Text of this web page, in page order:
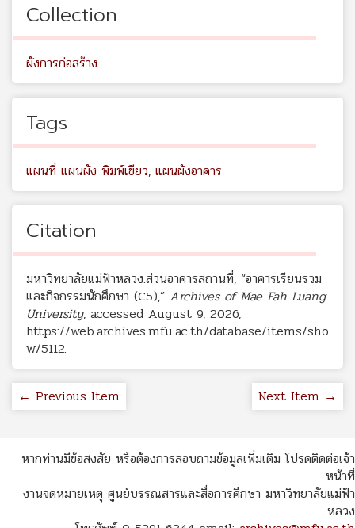
Collection
ผังการก่อสร้าง
Tags
แผนที่ แผนผัง พิมพ์เขียว, แผนผังอาคาร
Citation
มหาวิทยาลัยแม่ฟ้าหลวง.ส่วนอาคารสถานที่, “อาคารเรียนรวม
และกิจกรรมนักศึกษา (C5),” Archives of Mae Fah Luang
University, accessed August 9, 2026,
https://web.archives.mfu.ac.th/database/items/sho
w/5112.
← Previous Item Next Item →
หากท่านมีข้อสงสัย หรือต้องการสอบถามข้อมูลเพิ่มเติม โปรดติดต่อเจ้า
หน้าที่
งานจดหมายเหตุ ศูนย์บรรณสารและสื่อการศึกษา มหาวิทยาลัยแม่ฟ้า
หลวง